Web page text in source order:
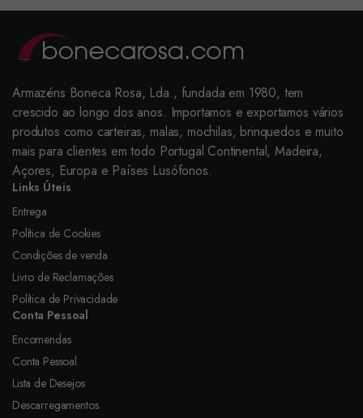
Armazéns Boneca Rosa, Lda., fundada em 1980, tem
crescido ao longo dos anos. Importamos e exportamos vários
produtos como carteiras, malas, mochilas, brinquedos e muito
mais para clientes em todo Portugal Continental, Madeira,
Açores, Europa e Países Lusófonos.
Links Úteis
Entrega
Política de Cookies
Condições de venda
Livro de Reclamações
Política de Privacidade
Conta Pessoal
Encomendas
Conta Pessoal
Lista de Desejos
Descarregamentos